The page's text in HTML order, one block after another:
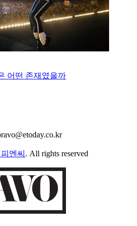
어떤 존재였을까
엔씨 . All rights reserved